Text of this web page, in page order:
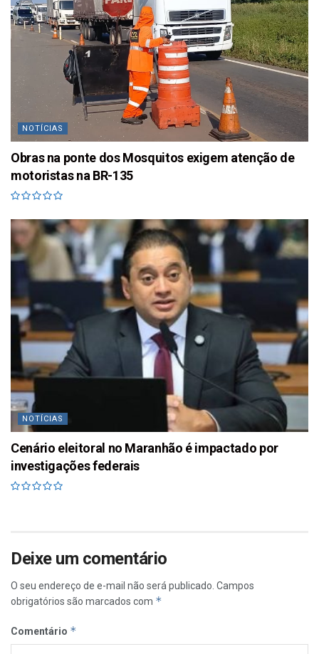
NOTÍCIAS
Obras na ponte dos Mosquitos exigem atenção de
motoristas na BR-135
NOTÍCIAS
Cenário eleitoral no Maranhão é impactado por
investigações federais
Deixe um comentário
O seu endereço de e-mail não será publicado. Campos
obrigatórios são marcados com *
Comentário *